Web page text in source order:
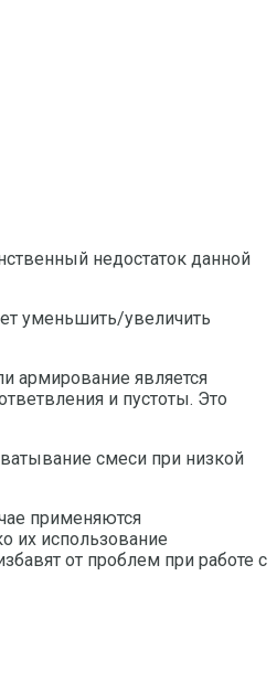
недостаток данной
уменьшить/увеличить
армирование является
и пустоты. Это
смеси при низкой
применяются
их использование
от проблем при работе с